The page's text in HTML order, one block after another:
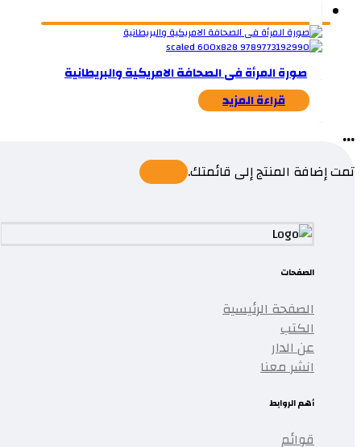
صورة المرأة فى الصحافة الامريكية والبريطانية
قراءة المزيد
...
تمت إضافة المنتج إلى قائمتك.
الصفحات
الصفحة الرئيسية
الكتب
عن الدار
انشر معنا
أهم الروابط
قوائم